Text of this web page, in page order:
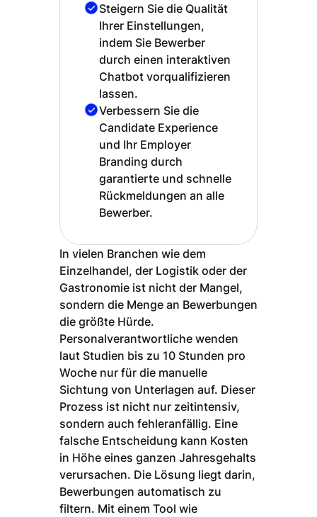
Steigern Sie die Qualität
Ihrer Einstellungen,
indem Sie Bewerber
durch einen interaktiven
Chatbot vorqualifizieren
lassen.
Verbessern Sie die
Candidate Experience
und Ihr Employer
Branding durch
garantierte und schnelle
Rückmeldungen an alle
Bewerber.
In vielen Branchen wie dem
Einzelhandel, der Logistik oder der
Gastronomie ist nicht der Mangel,
sondern die Menge an Bewerbungen
die größte Hürde.
Personalverantwortliche wenden
laut Studien bis zu 10 Stunden pro
Woche nur für die manuelle
Sichtung von Unterlagen auf. Dieser
Prozess ist nicht nur zeitintensiv,
sondern auch fehleranfällig. Eine
falsche Entscheidung kann Kosten
in Höhe eines ganzen Jahresgehalts
verursachen. Die Lösung liegt darin,
Bewerbungen automatisch zu
filtern. Mit einem Tool wie